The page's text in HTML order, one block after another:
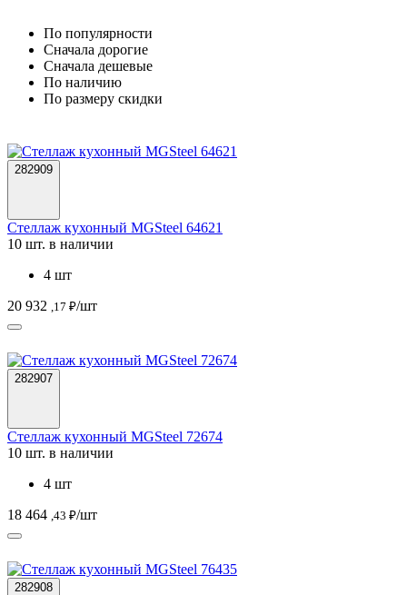
По популярности
Cначала дорогие
Cначала дешевые
По наличию
По размеру скидки
282909
Стеллаж кухонный MGSteel 64621
10 шт. в наличии
4 шт
20 932 ,17 ₽/шт
282907
Стеллаж кухонный MGSteel 72674
10 шт. в наличии
4 шт
18 464 ,43 ₽/шт
282908